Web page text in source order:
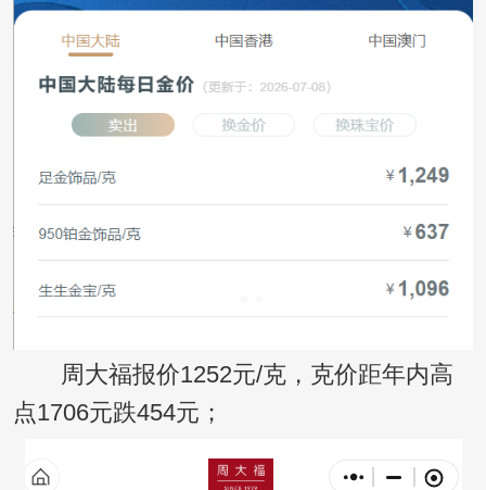
周大福报价1252元/克，克价距年内高
点1706元跌454元；